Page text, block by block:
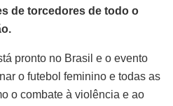
de torcedores de todo o
pronto no Brasil e o evento
o futebol feminino e todas as
o combate à violência e ao